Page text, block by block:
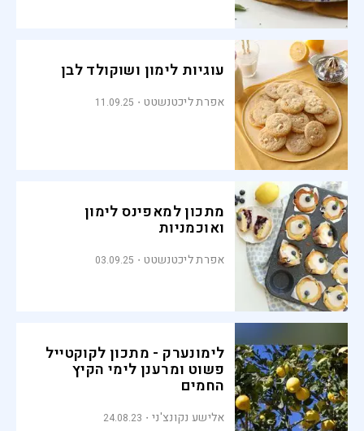
עוגיות לימון ושוקולד לבן
אפרת ליכטנשטט 11.09.25
מתכון למאפינס לימון
ואוכמניות
אפרת ליכטנשטט 03.09.25
לימונערק - מתכון לקוקטייל
פשוט ומרענן לימי הקיץ
החמים
אלישע נקונצ'ני 24.08.23